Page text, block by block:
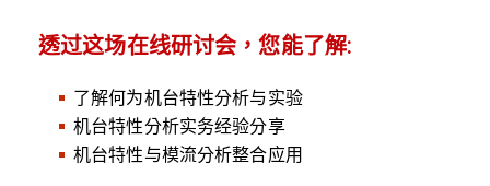
透过这场在线研讨会，您能了解:
了解何为机台特性分析与实验
机台特性分析实务经验分享
机台特性与模流分析整合应用